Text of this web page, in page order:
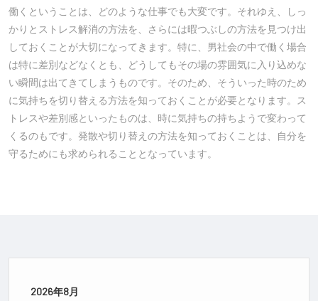
働くということは、どのような仕事でも大変です。それゆえ、しっ
かりとストレス解消の方法を、さらには暇つぶしの方法を見つけ出
しておくことが大切になってきます。特に、男社会の中で働く場合
は特に差別などなくとも、どうしてもその場の雰囲気に入り込めな
い瞬間は出てきてしまうものです。そのため、そういった時のため
に気持ちを切り替える方法を知っておくことが必要となります。ス
トレスや差別感といったものは、時に気持ちの持ちようで変わって
くるのもです。発散や切り替えの方法を知っておくことは、自分を
守るためにも求められることとなっています。
2026年8月